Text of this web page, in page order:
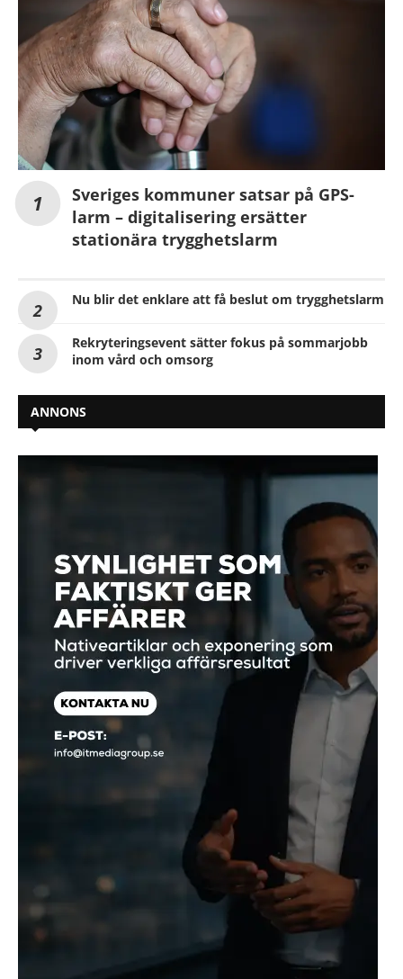
Sveriges kommuner satsar på GPS-
larm – digitalisering ersätter
stationära trygghetslarm
Nu blir det enklare att få beslut om trygghetslarm
Rekryteringsevent sätter fokus på sommarjobb
inom vård och omsorg
ANNONS